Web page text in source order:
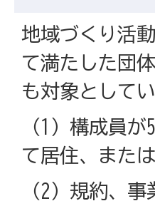
地域づくり活
て満たした団
も対象としてい
（1）構成員
て居住、また
（2）規約、